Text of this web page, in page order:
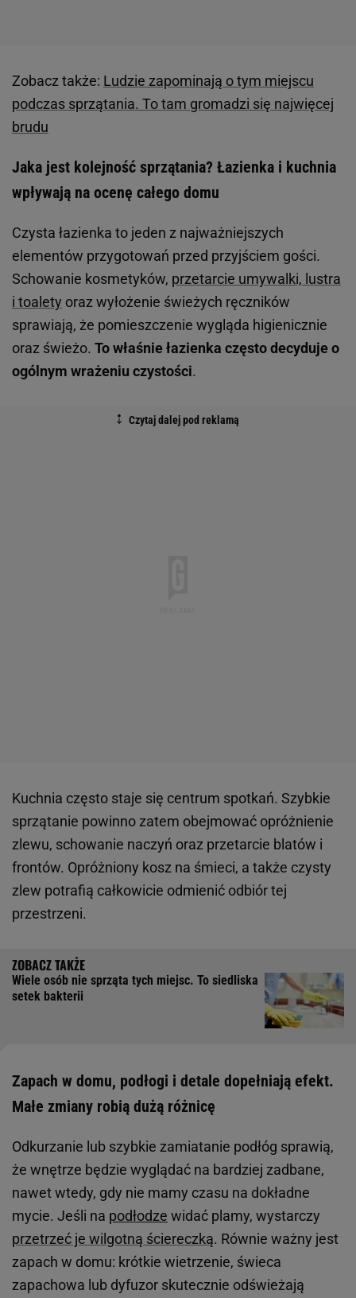
Zobacz także: Ludzie zapominają o tym miejscu
podczas sprzątania. To tam gromadzi się najwięcej
brudu
Jaka jest kolejność sprzątania? Łazienka i kuchnia
wpływają na ocenę całego domu
Czysta łazienka to jeden z najważniejszych
elementów przygotowań przed przyjściem gości.
Schowanie kosmetyków, przetarcie umywalki, lustra
i toalety oraz wyłożenie świeżych ręczników
sprawiają, że pomieszczenie wygląda higienicznie
oraz świeżo. To właśnie łazienka często decyduje o
ogólnym wrażeniu czystości.
Kuchnia często staje się centrum spotkań. Szybkie
sprzątanie powinno zatem obejmować opróżnienie
zlewu, schowanie naczyń oraz przetarcie blatów i
frontów. Opróżniony kosz na śmieci, a także czysty
zlew potrafią całkowicie odmienić odbiór tej
przestrzeni.
Wiele osób nie sprząta tych miejsc. To siedliska
setek bakterii
Zapach w domu, podłogi i detale dopełniają efekt.
Małe zmiany robią dużą różnicę
Odkurzanie lub szybkie zamiatanie podłóg sprawią,
że wnętrze będzie wyglądać na bardziej zadbane,
nawet wtedy, gdy nie mamy czasu na dokładne
mycie. Jeśli na podłodze widać plamy, wystarczy
przetrzeć je wilgotną ściereczką. Równie ważny jest
zapach w domu: krótkie wietrzenie, świeca
zapachowa lub dyfuzor skutecznie odświeżają